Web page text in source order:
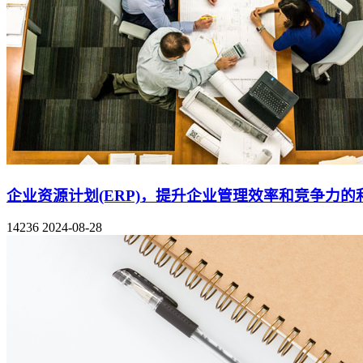
企业资源计划(ERP)，提升企业管理效率和竞争力的
14236 2024-08-28